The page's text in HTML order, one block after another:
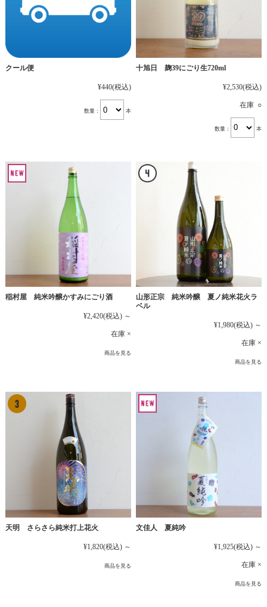
クール便
¥440(税込)
数量： 本
十旭日 麹39にごり生720ml
¥2,530(税込)
在庫 ○
数量： 本
稲村屋 純米吟醸かすみにごり酒
¥2,420(税込) ～
在庫 ×
商品を見る
山形正宗 純米吟醸 夏ノ純米花火ラ
ベル
¥1,980(税込) ～
在庫 ×
商品を見る
天明 さらさら純米打上花火
¥1,820(税込) ～
商品を見る
文佳人 夏純吟
¥1,925(税込) ～
在庫 ×
商品を見る